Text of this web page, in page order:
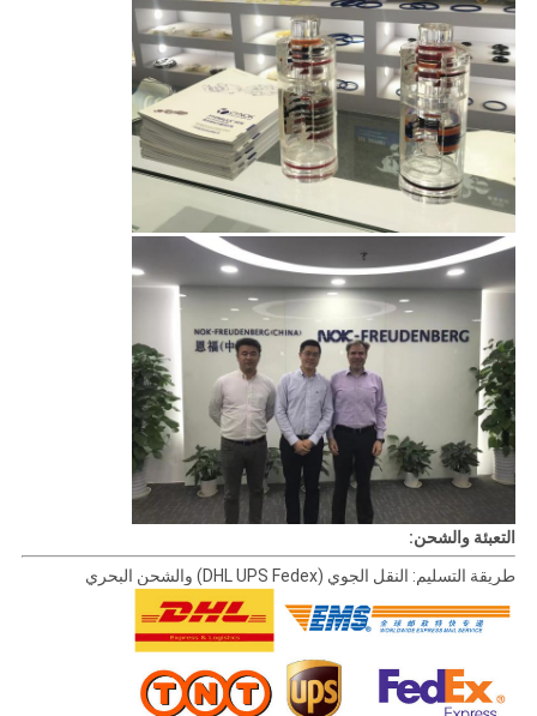
التعبئة والشحن:
طريقة التسليم: النقل الجوي (DHL UPS Fedex) والشحن البحري